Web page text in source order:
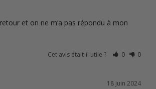
retour et on ne m’a pas répondu à mon
Cet avis était-il utile ? 0 0
18 juin 2024